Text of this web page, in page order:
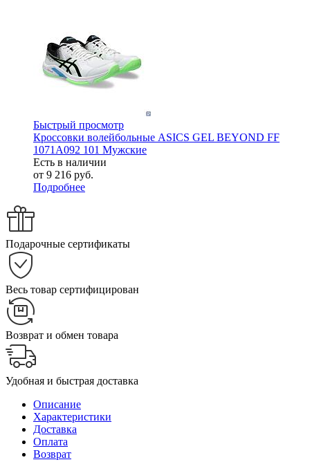
Быстрый просмотр
Кроссовки волейбольные ASICS GEL BEYOND FF
1071A092 101 Мужские
Есть в наличии
от 9 216 руб.
Подробнее
Подарочные сертификаты
Весь товар сертифицирован
Возврат и обмен товара
Удобная и быстрая доставка
Описание
Характеристики
Доставка
Оплата
Возврат